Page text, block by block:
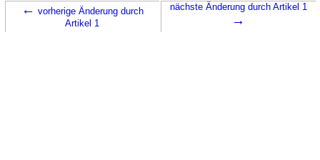
← vorherige Änderung durch
Artikel 1
nächste Änderung durch Artikel 1
→